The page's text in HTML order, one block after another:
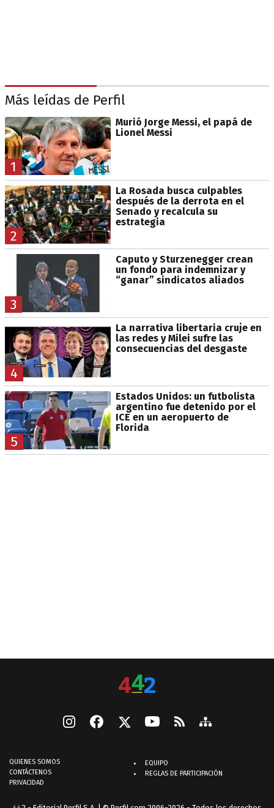
Más leídas de Perfil
1
Murió Jorge Messi, el papá de
Lionel Messi
2
La Rosada busca culpables
después de la derrota en el
Senado y recalcula su
estrategia
3
Caputo y Sturzenegger crean
un fondo para indemnizar y
“ganar” sindicatos aliados
4
La narrativa libertaria cruje en
las redes y Milei sufre las
consecuencias del desgaste
5
Estados Unidos: un futbolista
argentino fue detenido por el
ICE en un aeropuerto de
Florida
QUIENES SOMOS
CONTÁCTENOS
PRIVACIDAD
EQUIPO
REGLAS DE PARTICIPACIÓN